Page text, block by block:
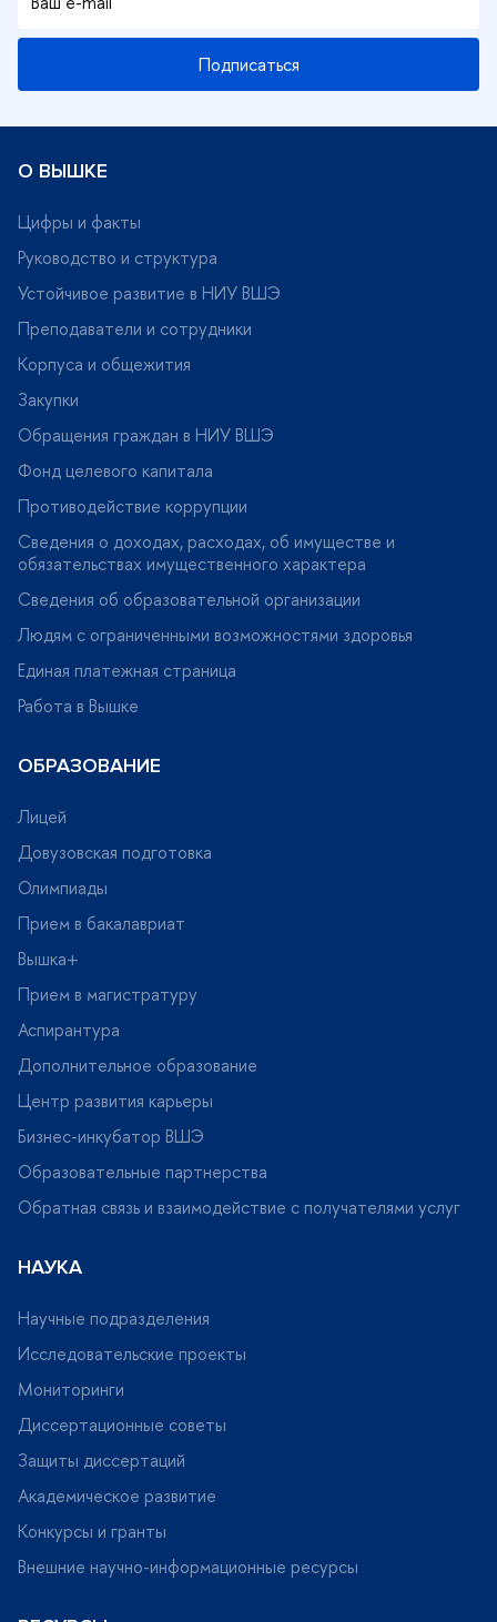
Подписаться
О ВЫШКЕ
Цифры и факты
Руководство и структура
Устойчивое развитие в НИУ ВШЭ
Преподаватели и сотрудники
Корпуса и общежития
Закупки
Обращения граждан в НИУ ВШЭ
Фонд целевого капитала
Противодействие коррупции
Сведения о доходах, расходах, об имуществе и
обязательствах имущественного характера
Сведения об образовательной организации
Людям с ограниченными возможностями здоровья
Единая платежная страница
Работа в Вышке
ОБРАЗОВАНИЕ
Лицей
Довузовская подготовка
Олимпиады
Прием в бакалавриат
ышка+
Прием в магистратуру
Аспирантура
Дополнительное образование
Центр развития карьеры
Бизнес-инкубатор ВШЭ
Образовательные партнерства
Обратная связь и взаимодействие с получателями услу
НАУКА
Научные подразделения
Исследовательские проекты
Мониторинги
Диссертационные советы
Защиты диссертаций
Академическое развитие
Конкурсы и гранты
нешние научно-информационные ресурсы